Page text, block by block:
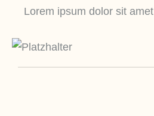
Lorem ipsum dolor sit amet